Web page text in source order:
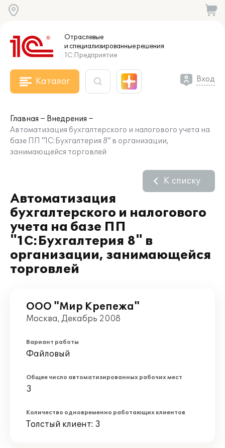
Отраслевые
и специализированныерешения
1С:Предприятие
Каталог Вход
Главная
Внедрения
Автоматизация бухгалтерского и налогового учета на
базе ПП "1С:Бухгалтерия 8" в организации,
занимающейся торговлей
Автоматизация
бухгалтерского и налогового
учета на базе ПП
"1С:Бухгалтерия 8" в
организации, занимающейся
торговлей
К списку
ООО "Мир Крепежа"
Москва, Декабрь 2008
Вариант работы
Файловый
Общее число автоматизированных рабочих мест
3
Количество одновременно работающих клиентов
Толстый клиент: 3